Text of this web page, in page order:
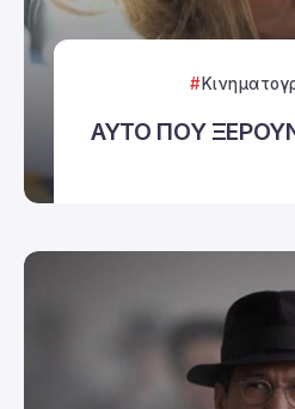
ΑΥΤΟ ΠΟΥ